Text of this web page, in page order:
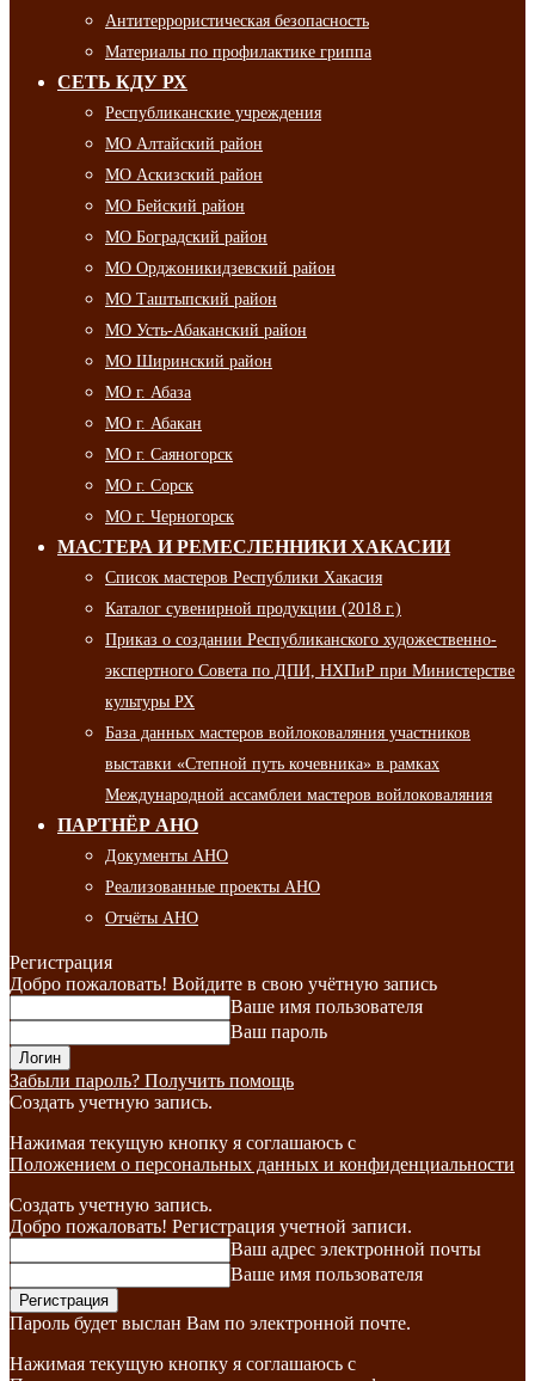
Антитеррористическая безопасность
Материалы по профилактике гриппа
СЕТЬ КДУ РХ
Республиканские учреждения
МО Алтайский район
МО Аскизский район
МО Бейский район
МО Боградский район
МО Орджоникидзевский район
МО Таштыпский район
МО Усть-Абаканский район
МО Ширинский район
МО г. Абаза
МО г. Абакан
МО г. Саяногорск
МО г. Сорск
МО г. Черногорск
МАСТЕРА И РЕМЕСЛЕННИКИ ХАКАСИИ
Список мастеров Республики Хакасия
Каталог сувенирной продукции (2018 г.)
Приказ о создании Республиканского художественно-
экспертного Совета по ДПИ, НХПиР при Министерстве
культуры РХ
База данных мастеров войлоковаляния участников
выставки «Степной путь кочевника» в рамках
Международной ассамблеи мастеров войлоковаляния
ПАРТНЁР АНО
Документы АНО
Реализованные проекты АНО
Отчёты АНО
Регистрация
Добро пожаловать! Войдите в свою учётную запись
Ваше имя пользователя
Ваш пароль
Забыли пароль? Получить помощь
Создать учетную запись.
Нажимая текущую кнопку я соглашаюсь с
Положением о персональных данных и конфиденциальности
Создать учетную запись.
Добро пожаловать! Регистрация учетной записи.
Ваш адрес электронной почты
Ваше имя пользователя
Пароль будет выслан Вам по электронной почте.
Нажимая текущую кнопку я соглашаюсь с